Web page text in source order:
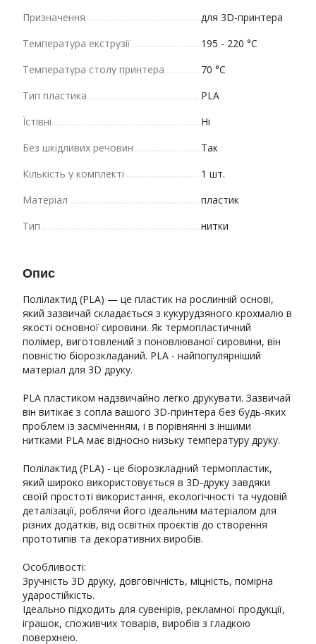
Призначення
для 3D-принтера
Температура екструзії
195 - 220 °C
Температура столу принтера
70 °C
Тип пластика
PLA
Їстівні
Ні
Без шкідливих речовин
Так
Кількість у комплекті
1 шт.
Матеріал
пластик
Тип
нитки
Опис
Полілактид (PLA) — це пластик на рослинній основі,
який зазвичай складається з кукурудзяного крохмалю в
якості основної сировини. Як термопластичний
полімер, виготовлений з поновлюваної сировини, він
повністю біорозкладаний. PLA - найпопулярніший
матеріал для 3D друку.
PLA пластиком надзвичайно легко друкувати. Зазвичай
він витікає з сопла вашого 3D-принтера без будь-яких
проблем із засміченням, і в порівнянні з іншими
нитками PLA має відносно низьку температуру друку.
Полілактид (PLA) - це біорозкладний термопластик,
який широко використовується в 3D-друку завдяки
своїй простоті використання, екологічності та чудовій
деталізації, роблячи його ідеальним матеріалом для
різних додатків, від освітніх проєктів до створення
прототипів та декоративних виробів.
Особливості:
Зручність 3D друку, довговічність, міцність, помірна
ударостійкість.
Ідеально підходить для сувенірів, рекламної продукції,
іграшок, споживчих товарів, виробів з гладкою
поверхнею.